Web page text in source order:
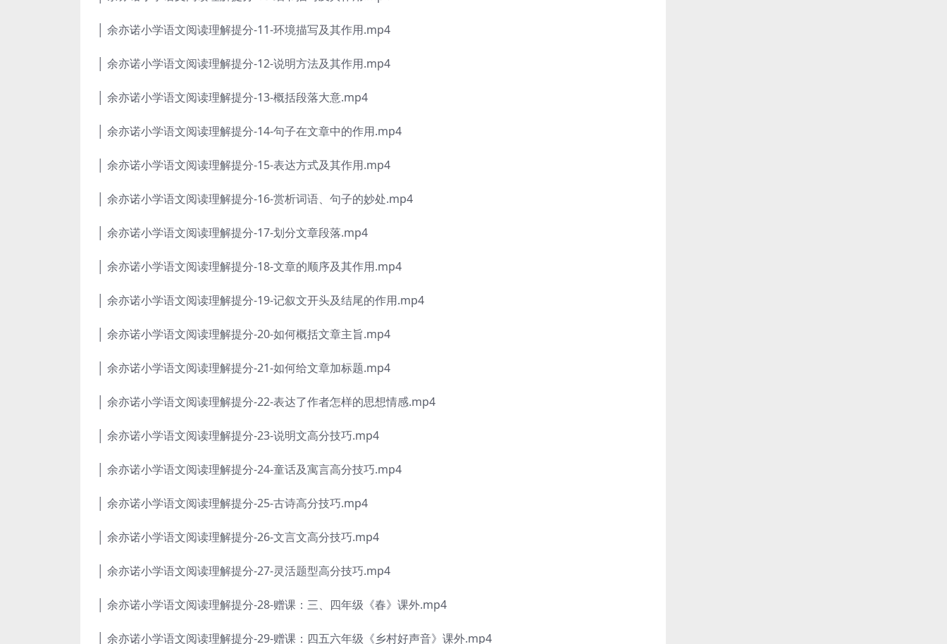
│ 余亦诺小学语文阅读理解提分-11-环境描写及其作用.mp4
│ 余亦诺小学语文阅读理解提分-12-说明方法及其作用.mp4
│ 余亦诺小学语文阅读理解提分-13-概括段落大意.mp4
│ 余亦诺小学语文阅读理解提分-14-句子在文章中的作用.mp4
│ 余亦诺小学语文阅读理解提分-15-表达方式及其作用.mp4
│ 余亦诺小学语文阅读理解提分-16-赏析词语、句子的妙处.mp4
│ 余亦诺小学语文阅读理解提分-17-划分文章段落.mp4
│ 余亦诺小学语文阅读理解提分-18-文章的顺序及其作用.mp4
│ 余亦诺小学语文阅读理解提分-19-记叙文开头及结尾的作用.mp4
│ 余亦诺小学语文阅读理解提分-20-如何概括文章主旨.mp4
│ 余亦诺小学语文阅读理解提分-21-如何给文章加标题.mp4
│ 余亦诺小学语文阅读理解提分-22-表达了作者怎样的思想情感.mp4
│ 余亦诺小学语文阅读理解提分-23-说明文高分技巧.mp4
│ 余亦诺小学语文阅读理解提分-24-童话及寓言高分技巧.mp4
│ 余亦诺小学语文阅读理解提分-25-古诗高分技巧.mp4
│ 余亦诺小学语文阅读理解提分-26-文言文高分技巧.mp4
│ 余亦诺小学语文阅读理解提分-27-灵活题型高分技巧.mp4
│ 余亦诺小学语文阅读理解提分-28-赠课：三、四年级《春》课外.mp4
│ 余亦诺小学语文阅读理解提分-29-赠课：四五六年级《乡村好声音》课外.mp4